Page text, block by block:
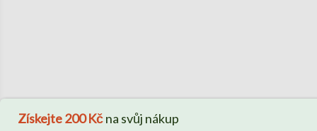
Získejte200 Kčna svůj nákup